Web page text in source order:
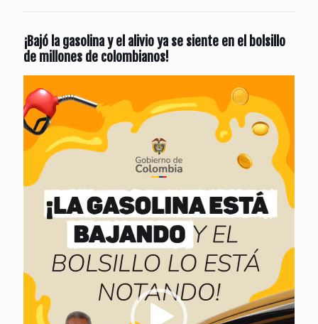
¡Bajó la gasolina y el alivio ya se siente en el bolsillo
de millones de colombianos!
de
vídeo